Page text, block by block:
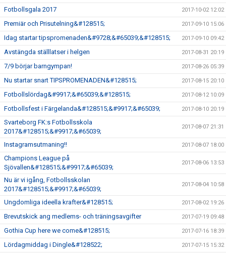
Fotbollsgala 2017 2017-10-02 12:02
Premiär och Prisutelning&#128515; 2017-09-10 15:06
Idag startar tipspromenaden&#9728;&#65039;&#128515; 2017-09-10 09:42
Avstängda ställlatser i helgen 2017-08-31 20:19
7/9 börjar barngympan! 2017-08-26 05:39
Nu startar snart TIPSPROMENADEN&#128515; 2017-08-15 20:10
Fotbollslördag&#9917;&#65039;&#128515; 2017-08-12 10:09
Fotbollsfest i Färgelanda&#128515;&#9917;&#65039; 2017-08-10 20:19
Svarteborg FK:s Fotbollsskola
2017&#128515;&#9917;&#65039;
2017-08-07 21:31
Instagramsutmaning!! 2017-08-07 18:00
Champions League på
Sjövallen&#128515;&#9917;&#65039;
2017-08-06 13:53
Nu är vi igång, Fotbollsskolan
2017&#128515;&#9917;&#65039;
2017-08-04 10:58
Ungdomliga ideella krafter&#128515; 2017-08-02 19:26
Brevutskick ang medlems- och träningsavgifter 2017-07-19 09:48
Gothia Cup here we come&#128515; 2017-07-16 18:39
Lördagmiddag i Dingle&#128522; 2017-07-15 15:32